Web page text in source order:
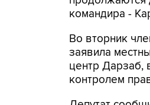
командира -
Во вторник
заявила
центр Дарзаб,
контролем